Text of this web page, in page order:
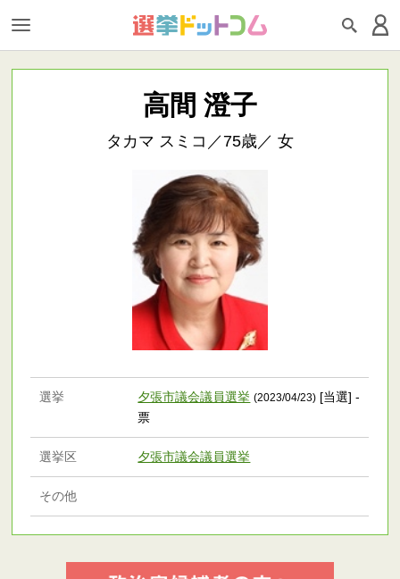
高間 澄子
タカマ スミコ／75歳／ 女
選挙 夕張市議会議員選挙 (2023/04/23) [当選] -
票
選挙区 夕張市議会議員選挙
その他